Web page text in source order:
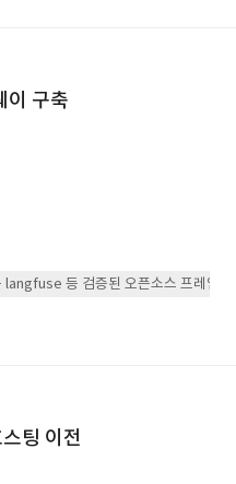
이 구축
등 검증된 오픈소스 프레임워
팅 이전